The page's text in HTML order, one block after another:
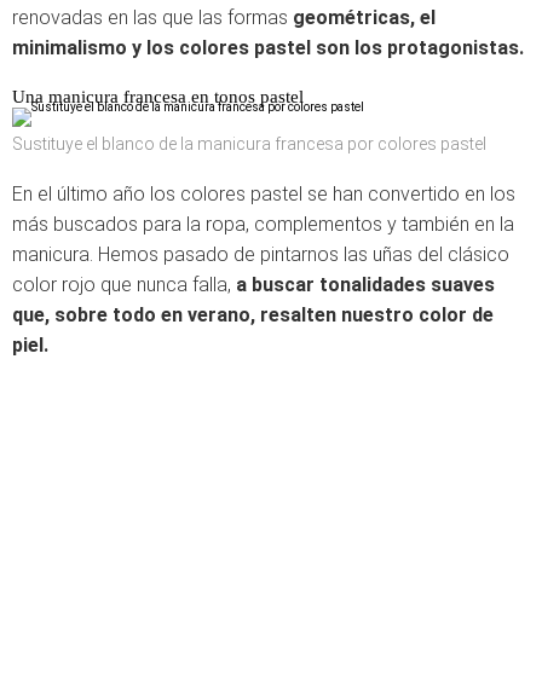
renovadas en las que las formas geométricas, el
minimalismo y los colores pastel son los protagonistas.
Una manicura francesa en tonos pastel
Sustituye el blanco de la manicura francesa por colores pastel
En el último año los colores pastel se han convertido en los
más buscados para la ropa, complementos y también en la
manicura. Hemos pasado de pintarnos las uñas del clásico
color rojo que nunca falla, a buscar tonalidades suaves
que, sobre todo en verano, resalten nuestro color de
piel.